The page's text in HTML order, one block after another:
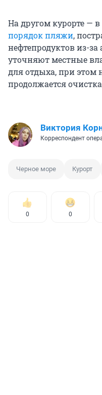
На другом курорте —
порядок пляжи,
нефтепродуктов из-
уточняют местные
для отдыха, при этом
продолжается
Виктория
Корреспондент
Черное море Курорт
0 0